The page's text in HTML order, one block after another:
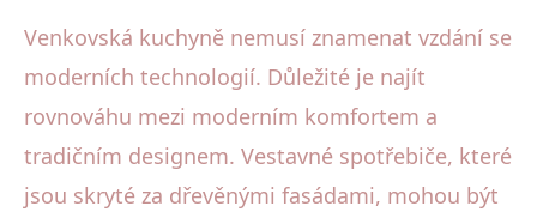
Venkovská kuchyně nemusí znamenat vzdání se
moderních technologií. Důležité je najít
rovnováhu mezi moderním komfortem a
tradičním designem. Vestavné spotřebiče, které
jsou skryté za dřevěnými fasádami, mohou být